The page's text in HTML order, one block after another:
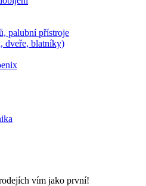
palubní přístroje
dveře, blatníky)
vím jako první!